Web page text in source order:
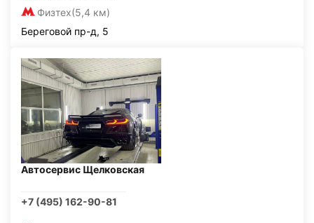
Физтех(5,4 км)
Береговой пр-д, 5
Автосервис Щелковская
+7 (495) 162-90-81